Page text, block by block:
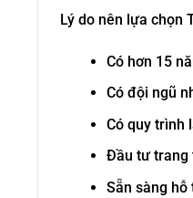
Lý do nên lựa chọn
Có hơn 15
Có đội ngũ
Có quy trình
Đầu tư trang
Sẵn sàng hỗ